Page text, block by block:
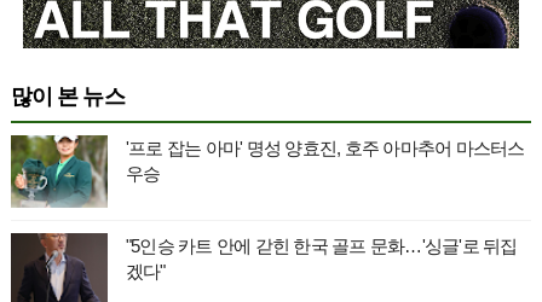
많이 본 뉴스
'프로 잡는 아마' 명성 양효진, 호주 아마추어 마스터스
우승
"5인승 카트 안에 갇힌 한국 골프 문화…'싱글'로 뒤집
겠다"